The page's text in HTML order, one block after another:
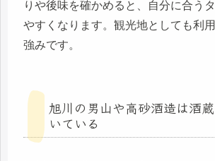
りや後味を確かめると、自分に合う
やすくなります。観光地としても利
強みです。
旭川の男山や高砂酒造は酒
いている